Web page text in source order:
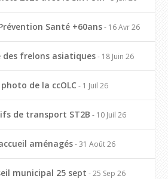
Santé +60ans- 16 Avr 26
des frelons asiatiques- 18 Juin 26
de la ccOLC - 1 Juil 26
de transport ST2B - 10 Juil 26
aménagés- 31 Août 26
municipal 25 sept - 25 Sep 26